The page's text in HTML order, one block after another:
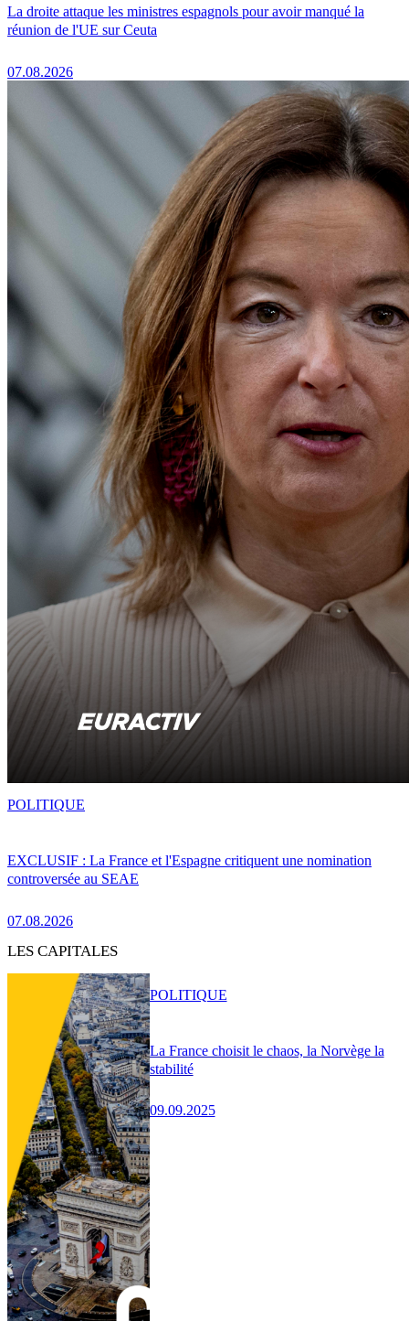
La droite attaque les ministres espagnols pour avoir manqué la
réunion de l'UE sur Ceuta
07.08.2026
EXCLUSIF : La France et l'Espagne critiquent une nomination
controversée au SEAE
07.08.2026
POLITIQUE
LES CAPITALES
La France choisit le chaos, la Norvège la
stabilité
09.09.2025
POLITIQUE